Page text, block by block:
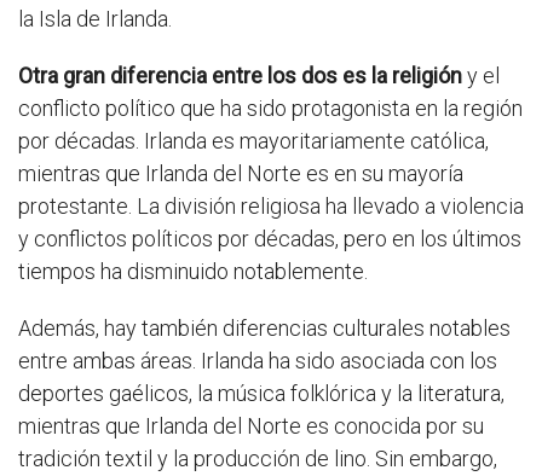
la Isla de Irlanda.
Otra gran diferencia entre los dos es la religióny el
conflicto político que ha sido protagonista en la región
por décadas. Irlanda es mayoritariamente católica,
mientras que Irlanda del Norte es en su mayoría
protestante. La división religiosa ha llevado a violencia
y conflictos políticos por décadas, pero en los últimos
tiempos ha disminuido notablemente.
Además, hay también diferencias culturales notables
entre ambas áreas. Irlanda ha sido asociada con los
deportes gaélicos, la música folklórica y la literatura,
mientras que Irlanda del Norte es conocida por su
tradición textil y la producción de lino. Sin embargo,